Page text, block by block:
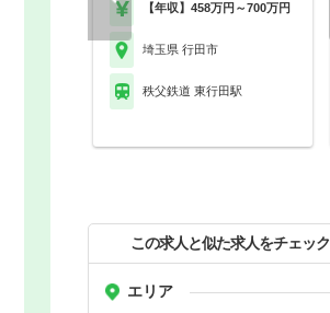
【年収】458万円～700万円
埼玉県 行田市
秩父鉄道 東行田駅
この求人と似た求人をチェック
エリア